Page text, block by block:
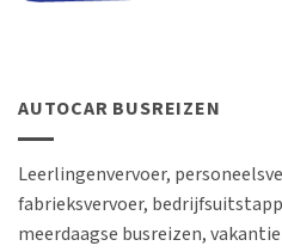
AUTOCAR BUSREIZEN
Leerlingenvervoer,
fabrieksvervoer,
meerdaagse busreizen,